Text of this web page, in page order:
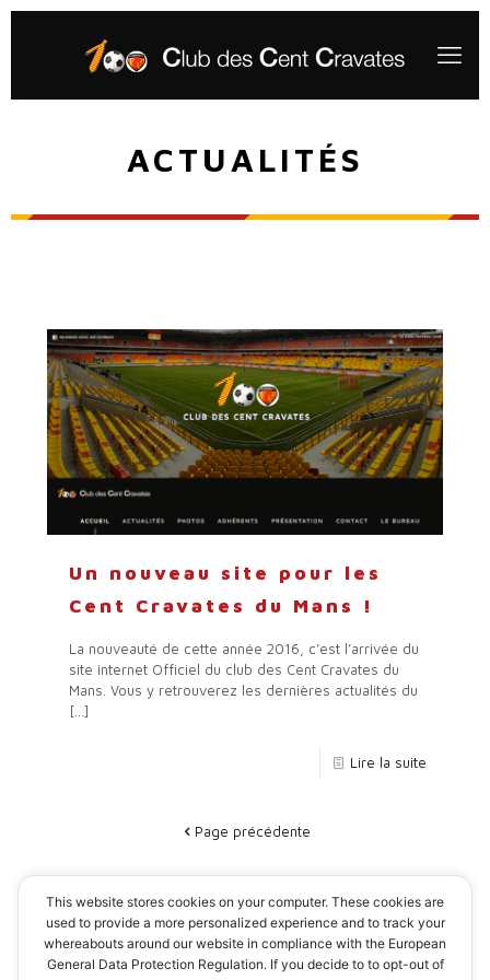
ACTUALITÉS
Un nouveau site pour les
Cent Cravates du Mans !
La nouveauté de cette année 2016, c’est l’arrivée du
site internet Officiel du club des Cent Cravates du
Mans. Vous y retrouverez les dernières actualités du
[…]
Lire la suite
Page précédente
1 2 3 4 5 6
This website stores cookies on your computer. These cookies are
used to provide a more personalized experience and to track your
whereabouts around our website in compliance with the European
General Data Protection Regulation. If you decide to to opt-out of